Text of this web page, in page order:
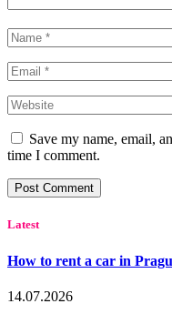
Save my name, email,
time I comment.
Latest
How to rent a car in
14.07.2026